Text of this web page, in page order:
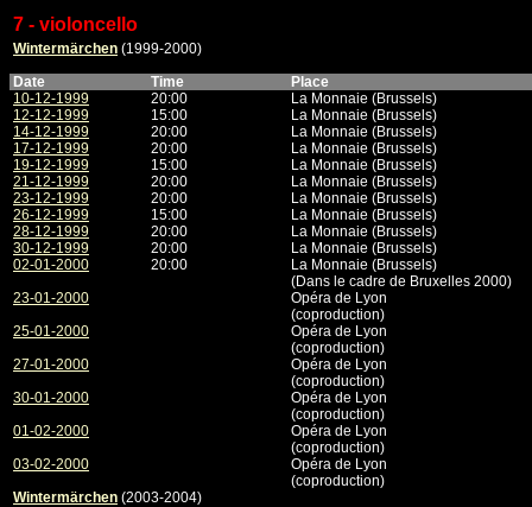
7 - violoncello
Wintermärchen (1999-2000)
Date
Time
Place
10-12-1999
20:00
La Monnaie (Brussels)
12-12-1999
15:00
La Monnaie (Brussels)
14-12-1999
20:00
La Monnaie (Brussels)
17-12-1999
20:00
La Monnaie (Brussels)
19-12-1999
15:00
La Monnaie (Brussels)
21-12-1999
20:00
La Monnaie (Brussels)
23-12-1999
20:00
La Monnaie (Brussels)
26-12-1999
15:00
La Monnaie (Brussels)
28-12-1999
20:00
La Monnaie (Brussels)
30-12-1999
20:00
La Monnaie (Brussels)
02-01-2000
20:00
La Monnaie (Brussels)
(Dans le cadre de Bruxelles 2000)
23-01-2000
Opéra de Lyon
(coproduction)
25-01-2000
Opéra de Lyon
(coproduction)
27-01-2000
Opéra de Lyon
(coproduction)
30-01-2000
Opéra de Lyon
(coproduction)
01-02-2000
Opéra de Lyon
(coproduction)
03-02-2000
Opéra de Lyon
(coproduction)
Wintermärchen (2003-2004)